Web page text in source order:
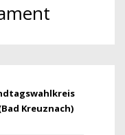
Kreuznach)